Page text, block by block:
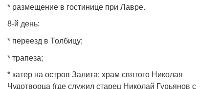
* размещение в гостинице при Лавре.
8‑й день:
* переезд в Толбицу;
* трапеза;
* катер на остров Залита: храм святого Николая
Чудотворца (где служил старец Николай Гурьянов с